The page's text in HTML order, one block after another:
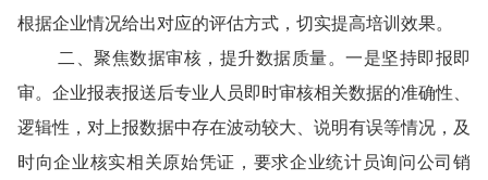
根据企业情况给出对应的评估方式，切实提高培训效果。
二、聚焦数据审核，提升数据质量。一是坚持即报即
审。企业报表报送后专业人员即时审核相关数据的准确性、
逻辑性，对上报数据中存在波动较大、说明有误等情况，及
时向企业核实相关原始凭证，要求企业统计员询问公司销